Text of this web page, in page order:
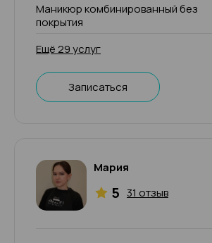
Маникюр комбинированный без
покрытия
Ещё 29 услуг
Записаться
Мария
5 31 отзыв